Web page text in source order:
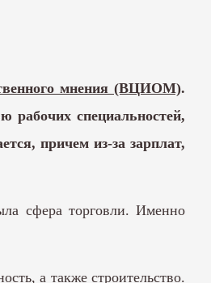
мнения (ВЦИОМ).
рабочих специальностей,
причем из-за зарплат,
сфера торговли. Именно
а также строительство.